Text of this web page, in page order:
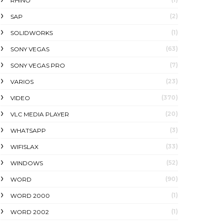
SAP (2)
SOLIDWORKS (1)
SONY VEGAS (63)
SONY VEGAS PRO (7)
VARIOS (23)
VIDEO (370)
VLC MEDIA PLAYER (20)
WHATSAPP (3)
WIFISLAX (33)
WINDOWS (52)
WORD (90)
WORD 2000 (1)
WORD 2002 (1)